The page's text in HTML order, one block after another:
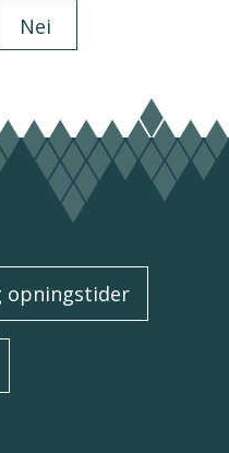
Nei
opningstider